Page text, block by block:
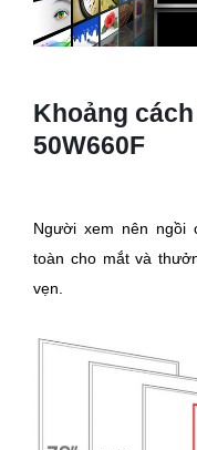
Khoảng
50W660F
Người xem nên ngồi
toàn cho mắt và
vẹn.